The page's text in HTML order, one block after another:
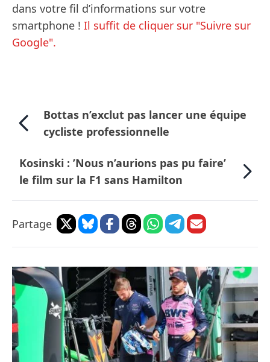
dans votre fil d’informations sur votre
smartphone ! Il suffit de cliquer sur "Suivre sur
Google".
Bottas n’exclut pas lancer une équipe
cycliste professionnelle
Kosinski : ’Nous n’aurions pas pu faire’
le film sur la F1 sans Hamilton
Partage